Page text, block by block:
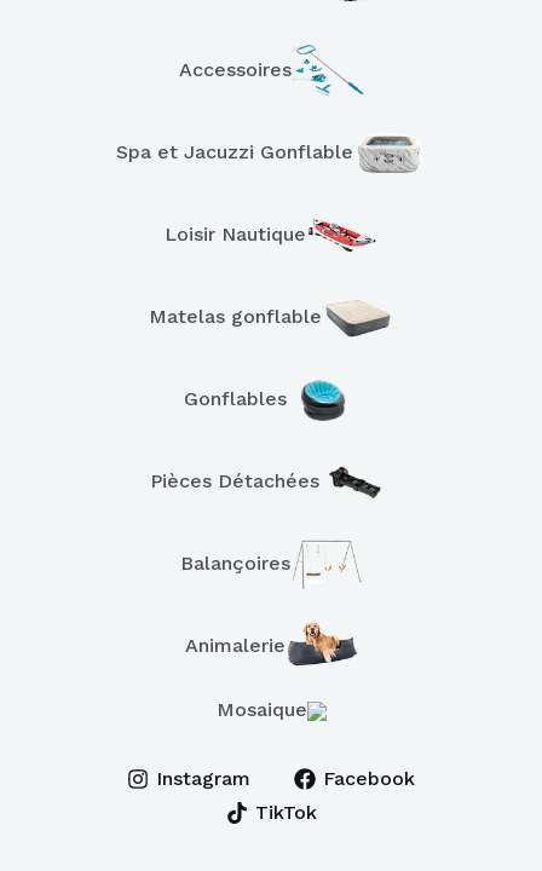
Accessoires
Spa et Jacuzzi Gonflable
Loisir Nautique
Matelas gonflable
Gonflables
Pièces Détachées
Balançoires
Animalerie
Mosaique
Instagram
Facebook
TikTok